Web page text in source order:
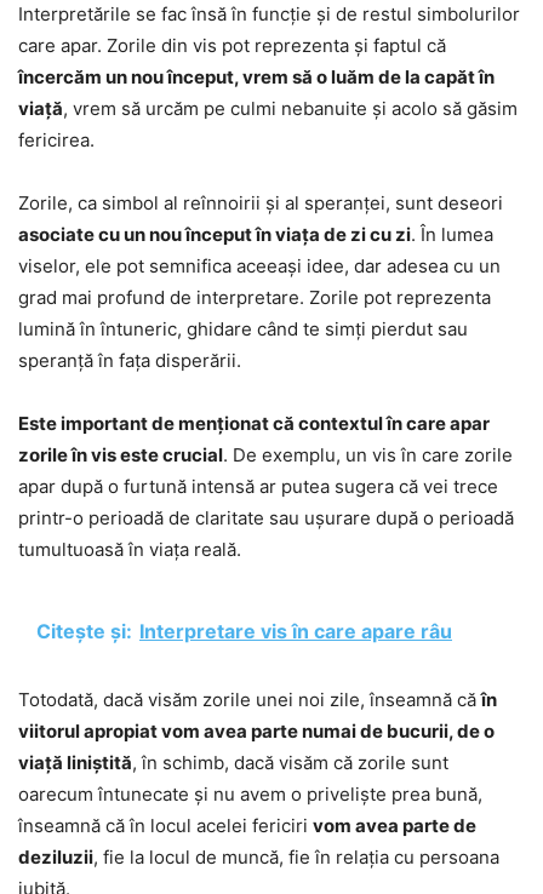
Interpretările se fac însă în funcție și de restul simbolurilor
care apar. Zorile din vis pot reprezenta și faptul că
încercăm un nou început, vrem să o luăm de la capăt în
viață, vrem să urcăm pe culmi nebanuite și acolo să găsim
fericirea.
Zorile, ca simbol al reînnoirii și al speranței, sunt deseori
asociate cu un nou început în viața de zi cu zi. În lumea
viselor, ele pot semnifica aceeași idee, dar adesea cu un
grad mai profund de interpretare. Zorile pot reprezenta
lumină în întuneric, ghidare când te simți pierdut sau
speranță în fața disperării.
Este important de menționat că contextul în care apar
zorile în vis este crucial. De exemplu, un vis în care zorile
apar după o furtună intensă ar putea sugera că vei trece
printr-o perioadă de claritate sau ușurare după o perioadă
tumultuoasă în viața reală.
Citește și: Interpretare vis în care apare râu
Totodată, dacă visăm zorile unei noi zile, înseamnă căîn
viitorul apropiat vom avea parte numai de bucurii, de o
viață liniștită, în schimb, dacă visăm că zorile sunt
oarecum întunecate și nu avem o priveliște prea bună,
înseamnă că în locul acelei fericiri vom avea parte de
deziluzii, fie la locul de muncă, fie în relația cu persoana
iubită.